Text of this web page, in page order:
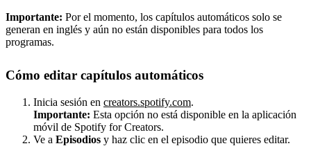
Importante: Por el momento, los capítulos automáticos solo se
generan en inglés y aún no están disponibles para todos los
programas.
Cómo editar capítulos automáticos
Inicia sesión en creators.spotify.com.
Importante: Esta opción no está disponible en la aplicación
móvil de Spotify for Creators.
Ve a Episodios y haz clic en el episodio que quieres editar.